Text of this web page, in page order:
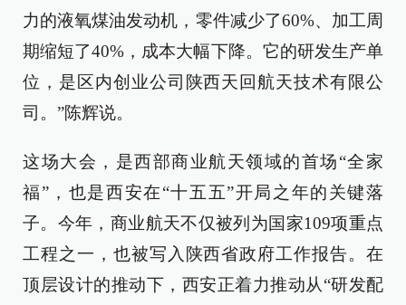
力的液氧煤油发动机，零件减少了60%、加工周
期缩短了40%，成本大幅下降。它的研发生产单
位，是区内创业公司陕西天回航天技术有限公
司。”陈辉说。
这场大会，是西部商业航天领域的首场“全家
福”，也是西安在“十五五”开局之年的关键落
子。今年，商业航天不仅被列为国家109项重点
工程之一，也被写入陕西省政府工作报告。在
顶层设计的推动下，西安正着力推动从“研发配